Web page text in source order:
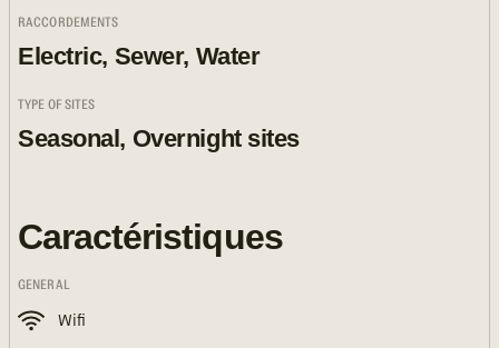
RACCORDEMENTS
Electric, Sewer, Water
TYPE OF SITES
Seasonal, Overnight sites
Caractéristiques
GENERAL
Wifi